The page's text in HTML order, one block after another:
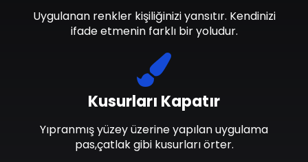
Kusurları Kapatır
Yıpranmış yüzey üzerine yapılan uygulama
pas,çatlak gibi kusurları örter.
Uygulanan renkler kişiliğinizi yansıtır. Kendinizi
ifade etmenin farklı bir yoludur.